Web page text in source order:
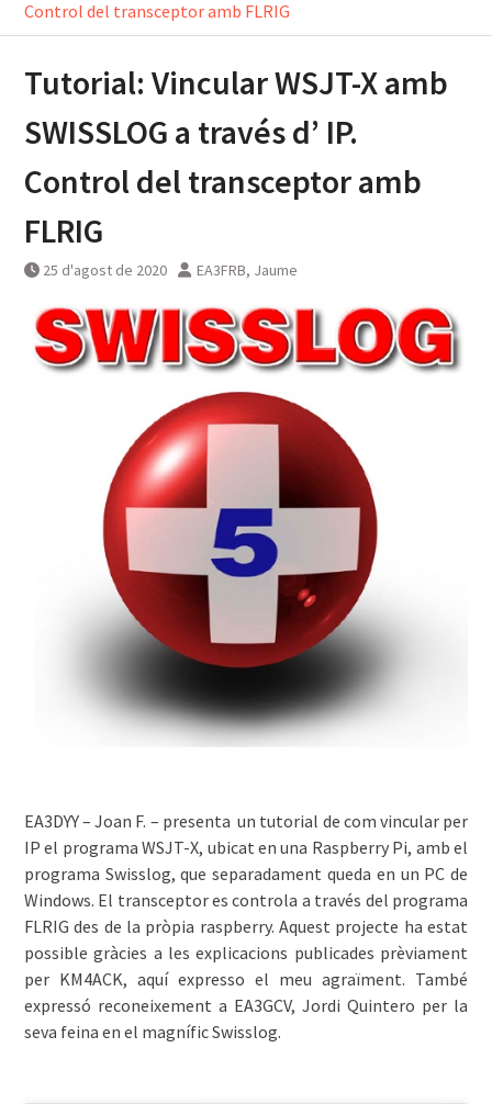
Control del transceptor amb FLRIG
Tutorial: Vincular WSJT-X amb
SWISSLOG a través d’ IP.
Control del transceptor amb
FLRIG
25 d'agost de 2020 EA3FRB, Jaume
EA3DYY – Joan F. – presenta un tutorial de com vincular per
IP el programa WSJT-X, ubicat en una Raspberry Pi, amb el
programa Swisslog, que separadament queda en un PC de
Windows. El transceptor es controla a través del programa
FLRIG des de la pròpia raspberry. Aquest projecte ha estat
possible gràcies a les explicacions publicades prèviament
per KM4ACK, aquí expresso el meu agraïment. També
expressó reconeixement a EA3GCV, Jordi Quintero per la
seva feina en el magnífic Swisslog.